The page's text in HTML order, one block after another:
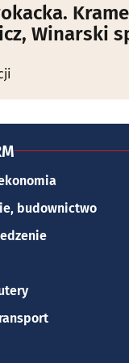
Winarski
budownictwo